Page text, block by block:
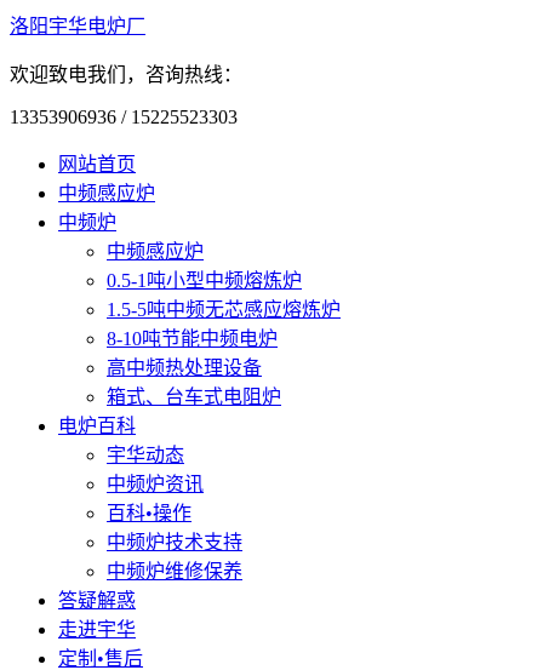
洛阳宇华电炉厂
欢迎致电我们，咨询热线：
13353906936 / 15225523303
网站首页
中频感应炉
中频炉
中频感应炉
0.5-1吨小型中频熔炼炉
1.5-5吨中频无芯感应熔炼炉
8-10吨节能中频电炉
高中频热处理设备
箱式、台车式电阻炉
电炉百科
宇华动态
中频炉资讯
百科•操作
中频炉技术支持
中频炉维修保养
答疑解惑
走进宇华
定制•售后